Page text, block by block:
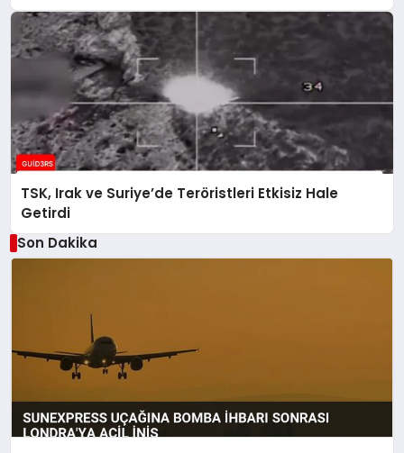
TSK, Irak ve Suriye’de Teröristleri Etkisiz Hale
Getirdi
Son Dakika